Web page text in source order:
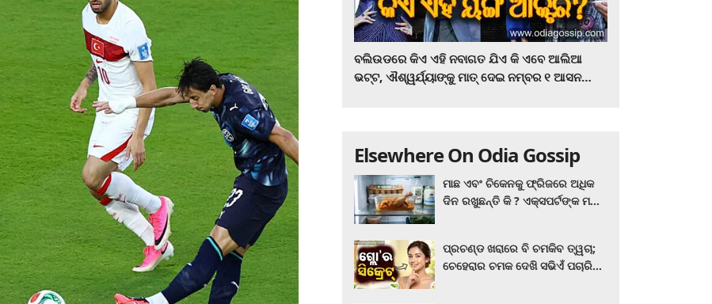
ବଲିଉଡରେ କିଏ ଏହି ନବାଗତ ଯିଏ କି ଏବେ ଆଲିଆ
ଭଟ୍ଟ, ଐଶ୍ୱର୍ଯ୍ୟାଙ୍କୁ ମାତ୍‌ ଦେଇ ନମ୍ବର ୧ ଆସନ
Elsewhere On Odia Gossip
ମାଛ ଏବଂ ଚିକେନକୁ ଫ୍ରିଜରେ ଅଧିକ
ଦିନ ରଖୁଛନ୍ତି କି ? ଏକ୍ସପର୍ଟଙ୍କ ମତ
ପ୍ରଚଣ୍ଡ ଖରାରେ ବି ଚମକିବ ତ୍ୱଚା;
ଚେହେରାର ଚମକ ଦେଖି ସଭିଏଁ ପଚାରିବେ